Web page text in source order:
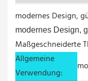
modernes Design,
modernes Design,
Maßgeschneiderte
Allgemeine
Verwendung: